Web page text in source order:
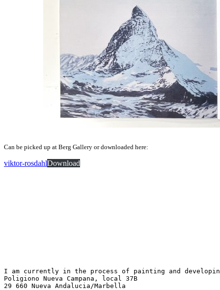
Can be picked up at Berg Gallery or downloaded here:
viktor-rosdahlDownload
I am currently in the process of painting and
Poligiono Nueva Campana, local 37B
29 660 Nueva Andalucia/Marbella